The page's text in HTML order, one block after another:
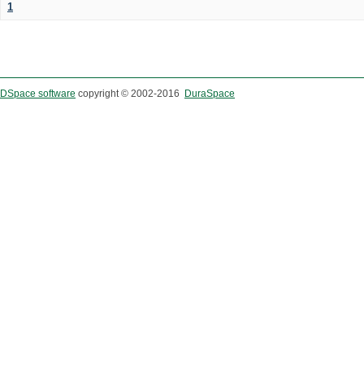
1
DSpace software copyright © 2002-2016 DuraSpace